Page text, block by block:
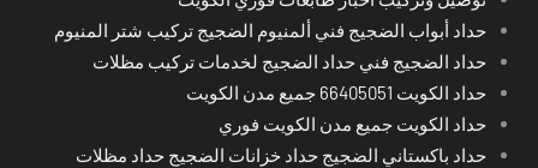
حداد أبواب الضجيج فني ألمنيوم الضجيج تركيب شتر المنيوم
حداد الضجيج فني حداد الضجيج لخدمات تركيب مظلات
حداد الكويت 66405051 جميع مدن الكويت
حداد الكويت جميع مدن الكويت فوري
حداد باكستاني الضجيج حداد خزانات الضجيج حداد مظلات